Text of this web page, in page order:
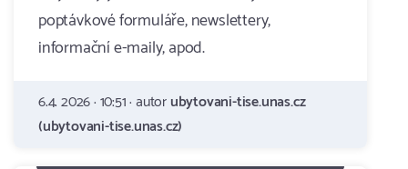
poptávkové formuláře, newslettery,
informační e-maily, apod.
6.4. 2026 · 10:51 · autorubytovani-tise.unas.cz
(ubytovani-tise.unas.cz)